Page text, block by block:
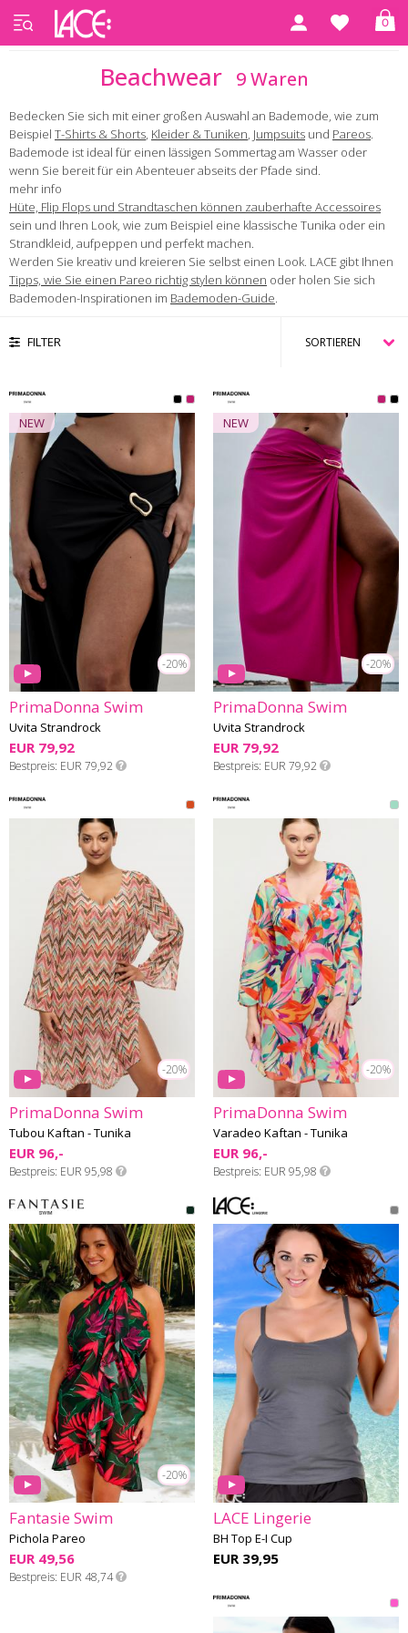
0
Startseite Beachwear
Beachwear 9 Waren
Bedecken Sie sich mit einer großen Auswahl an Bademode, wie zum
Beispiel T-Shirts & Shorts, Kleider & Tuniken, Jumpsuits und Pareos.
Bademode ist ideal für einen lässigen Sommertag am Wasser oder
wenn Sie bereit für ein Abenteuer abseits der Pfade sind.
mehr info
Hüte, Flip Flops und Strandtaschen können zauberhafte Accessoires
sein und Ihren Look, wie zum Beispiel eine klassische Tunika oder ein
Strandkleid, aufpeppen und perfekt machen.
Werden Sie kreativ und kreieren Sie selbst einen Look. LACE gibt Ihnen
Tipps, wie Sie einen Pareo richtig stylen können oder holen Sie sich
Bademoden-Inspirationen im Bademoden-Guide.
FILTER
-20%
NEW
PrimaDonna Swim
Uvita Strandrock
EUR 79,92
Bestpreis EUR 79,92
-20%
NEW
PrimaDonna Swim
Uvita Strandrock
EUR 79,92
Bestpreis EUR 79,92
-20%
PrimaDonna Swim
Tubou Kaftan - Tunika
EUR 96,-
Bestpreis EUR 95,98
-20%
PrimaDonna Swim
Varadeo Kaftan - Tunika
EUR 96,-
Bestpreis EUR 95,98
-20%
Fantasie Swim
Pichola Pareo
EUR 49,56
Bestpreis EUR 48,74
LACE Lingerie
BH Top E-I Cup
EUR 39,95